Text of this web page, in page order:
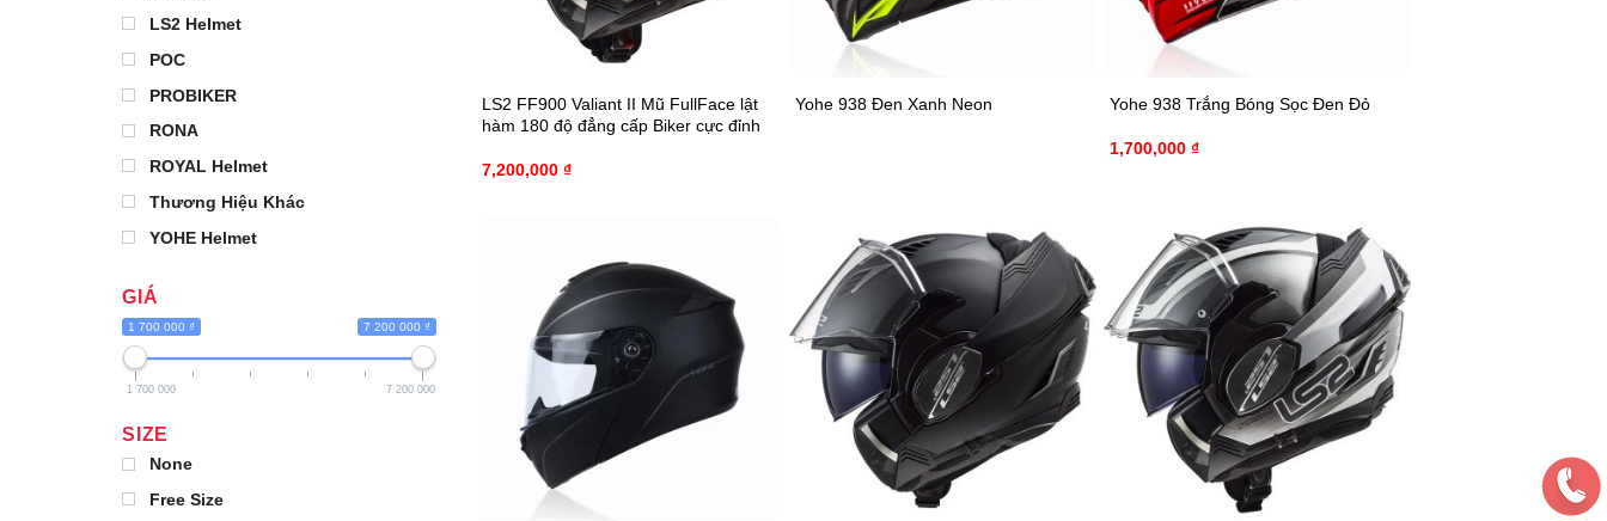
LS2 Helmet
POC
PROBIKER
RONA
ROYAL Helmet
Thương Hiệu Khác
YOHE Helmet
GIÁ
1 700 000 ₫ 7 200 000 ₫
1 700 000 7 200 000
SIZE
None
Free Size
LS2 FF900 Valiant II Mũ FullFace lật
hàm 180 độ đẳng cấp Biker cực đỉnh
7,200,000 ₫
Yohe 938 Đen Xanh Neon Yohe 938 Trắng Bóng Sọc Đen Đỏ
1,700,000₫